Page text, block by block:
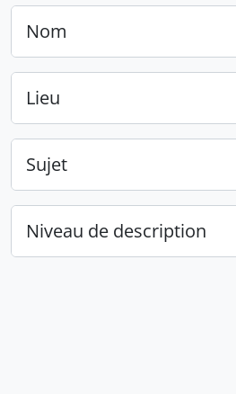
Nom
Lieu
Sujet
Niveau de description